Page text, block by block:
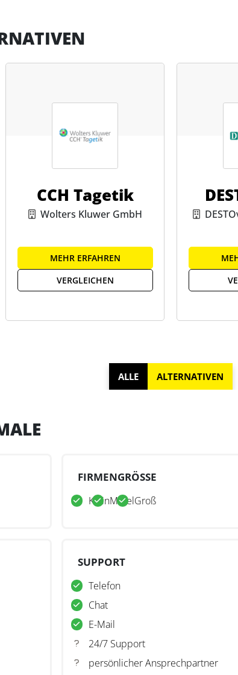
Konsolidierungsprozess, reduziert den manuellen
revisionssichere Berichte, ermöglicht flexible
sofort verwertbare Erkenntnisse.
CCH Tagetik
Wolters Kluwer GmbH
MEHR ERFAHREN
VERGLEICHEN
ALLE ALTERNATIVEN
FIRMENGRÖSSE
KleinMittelGroß
SUPPORT
Telefon
Chat
E-Mail
24/7 Support
persönlicher Ansprechpartner